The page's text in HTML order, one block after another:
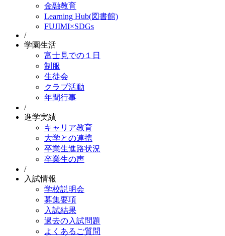
金融教育
Learning Hub(図書館)
FUJIMI×SDGs
/
学園生活
富士見での１日
制服
生徒会
クラブ活動
年間行事
/
進学実績
キャリア教育
大学との連携
卒業生進路状況
卒業生の声
/
入試情報
学校説明会
募集要項
入試結果
過去の入試問題
よくあるご質問